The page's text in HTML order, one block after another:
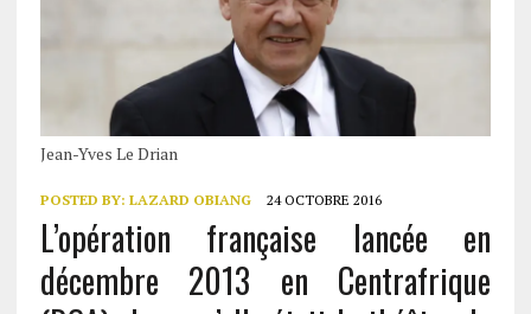
Jean-Yves Le Drian
POSTED BY: LAZARD OBIANG 24 OCTOBRE 2016
L’opération française lancée en
décembre 2013 en Centrafrique